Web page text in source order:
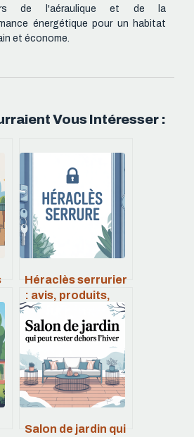
de l'aéraulique et de la
énergétique pour un habitat
et économe.
Vous Intéresser :
Héraclès serrurier
: avis, produits,
tarifs et conseils
de choix
Salon de jardin qui